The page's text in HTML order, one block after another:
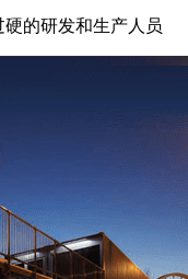
硬的研发和生产人员